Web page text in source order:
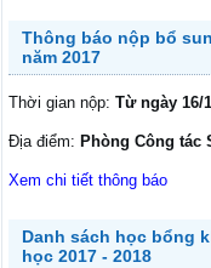
Thông báo nộp bổ
năm 2017
Thời gian nộp: Từ ngày 16/
Địa điểm: Phòng Công tác
Xem chi tiết thông báo
Danh sách học bổng
học 2017 - 2018